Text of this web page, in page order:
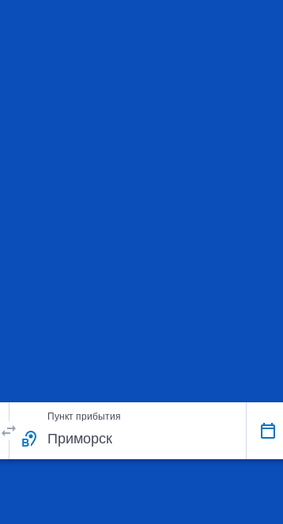
Пункт прибытия